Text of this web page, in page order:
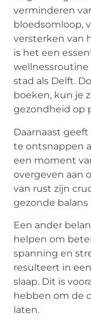
verminderen
bloedsomloop,
versterken van
is het een
wellnessroutine
stad als Delft.
boeken, kun je
gezondheid op
Daarnaast
te ontsnappen
een moment
overgeven aan
van rust zijn
gezonde
Een ander
helpen om
spanning en
resulteert in
slaap. Dit is
hebben om de
laten.